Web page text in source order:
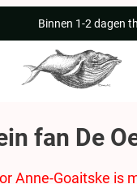
Binnen 1-2 dagen
fan De
Anne-Goaitske is